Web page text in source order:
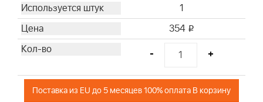
1
354 i
- +
Поставка из EU до 5 месяцев 100% оплата В корзину